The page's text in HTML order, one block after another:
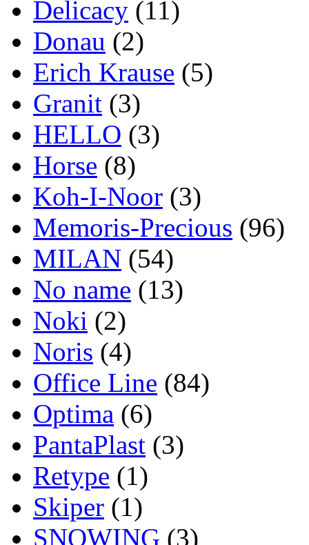
Delicacy (11)
Donau (2)
Erich Krause (5)
Granit (3)
HELLO (3)
Horse (8)
Koh-I-Noor (3)
Memoris-Precious (96)
MILAN (54)
No name (13)
Noki (2)
Noris (4)
Office Line (84)
Optima (6)
PantaPlast (3)
Retype (1)
Skiper (1)
SNOWING (3)